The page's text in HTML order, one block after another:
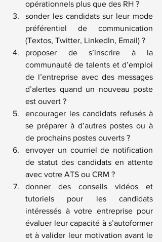
opérationnels plus que des RH ?
sonder les candidats sur leur mode
préférentiel de communication
(Textos, Twitter, LinkedIn, Email) ?
proposer de s’inscrire à la
communauté de talents et d’emploi
de l’entreprise avec des messages
d’alertes quand un nouveau poste
est ouvert ?
encourager les candidats refusés à
se préparer à d’autres postes ou à
de prochains postes ouverts ?
envoyer un courriel de notification
de statut des candidats en attente
avec votre ATS ou CRM ?
donner des conseils vidéos et
tutoriels pour les candidats
intéressés à votre entreprise pour
évaluer leur capacité à s’autoformer
et à valider leur motivation avant le